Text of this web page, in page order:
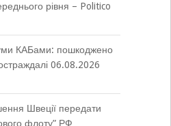
рівня – Politico
КАБами: пошкоджено
06.08.2026
Швеції передати
флоту” РФ